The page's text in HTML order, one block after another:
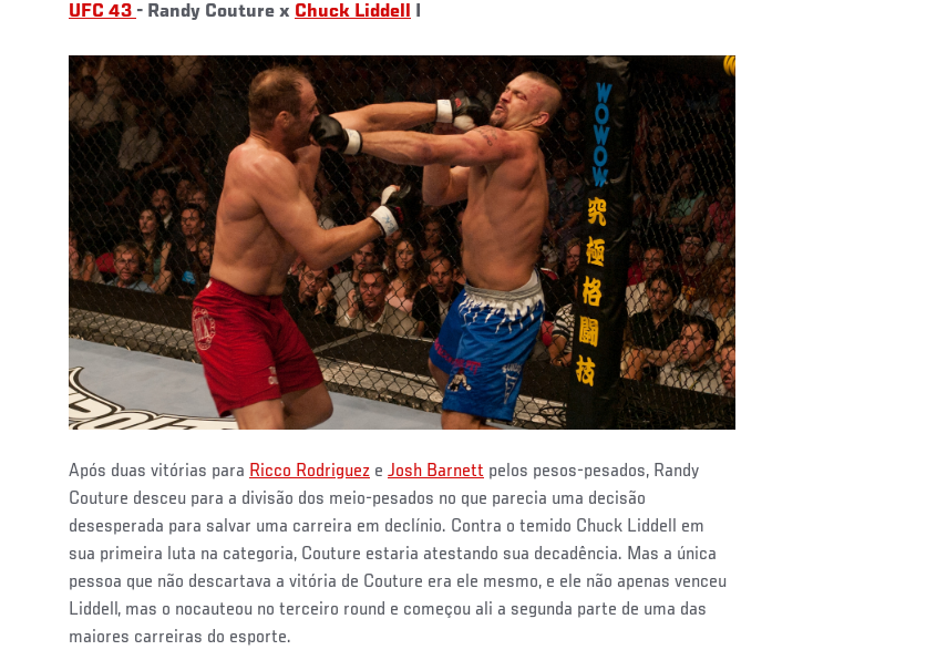
UFC 43 - Randy Couture x Chuck Liddell
Após duas vitórias para Ricco Rodriguez e Josh Barnett pelos pesos-pesados, Randy
Couture desceu para a divisão dos meio-pesados no que parecia uma decisão
desesperada para salvar uma carreira em declínio. Contra o temido Chuck Liddell em
sua primeira luta na categoria, Couture estaria atestando sua decadência. Mas a única
pessoa que não descartava a vitória de Couture era ele mesmo, e ele não apenas venceu
Liddell, mas o nocauteou no terceiro round e começou ali a segunda parte de uma das
maiores carreiras do esporte.